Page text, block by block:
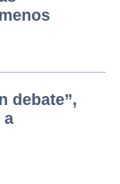
debate”,
a